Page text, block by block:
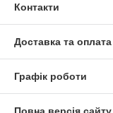
Контакти
Доставка та оплата
Графік роботи